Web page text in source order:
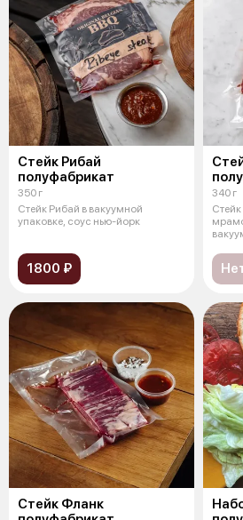
Стейк Рибай
полуфабрикат
350 г
Стейк Рибай в вакуумной
упаковке, соус нью-йорк
1800 ₽
340 г
Стейк Фланк